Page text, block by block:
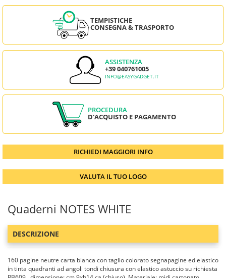
TEMPISTICHE
CONSEGNA & TRASPORTO
ASSISTENZA
+39 040761005
INFO@EASYGADGET.IT
PROCEDURA
D'ACQUISTO E PAGAMENTO
RICHIEDI MAGGIORI INFO
VALUTA IL TUO LOGO
Quaderni NOTES WHITE
DESCRIZIONE
160 pagine neutre carta bianca con taglio colorato segnapagine ed elastico
in tinta quadranti ad angoli tondi chiusura con elastico astuccio su richiesta